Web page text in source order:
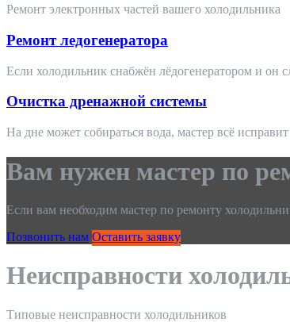
Ремонт электронных частей вашего холодильника
Ремонт ледогенератора
Если холодильник снабжён лёдогенератором и он
Очистка дренажной системы
На дне может собираться вода, мастер всё исправит
Вам нужен мастер по
Если вам необходим мастер по ремонту
Позвонить нам Оставить заявку
Неисправности
Типовые неисправности холодильников